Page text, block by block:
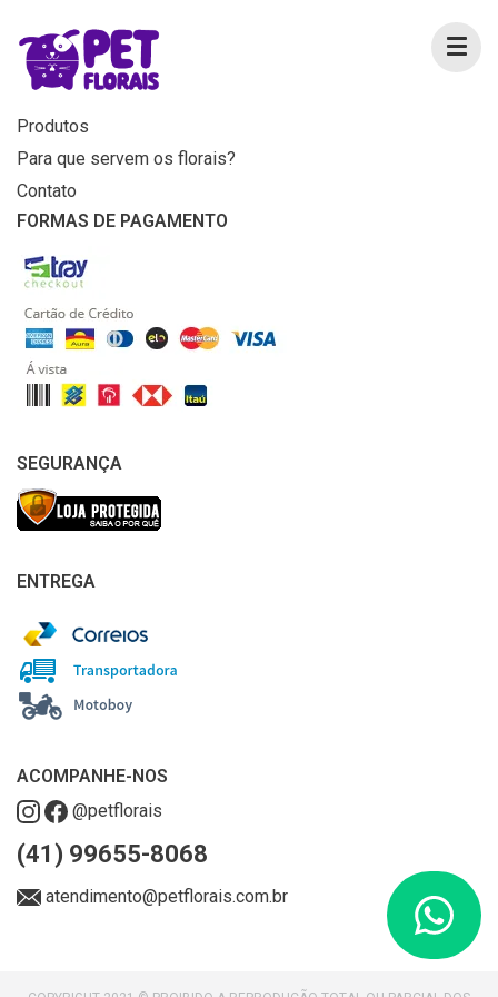
MENU
Home
Produtos
Para que servem os florais?
Contato
FORMAS DE PAGAMENTO
SEGURANÇA
ENTREGA
ACOMPANHE-NOS
@petflorais
(41) 99655-8068
atendimento@petflorais.com.br